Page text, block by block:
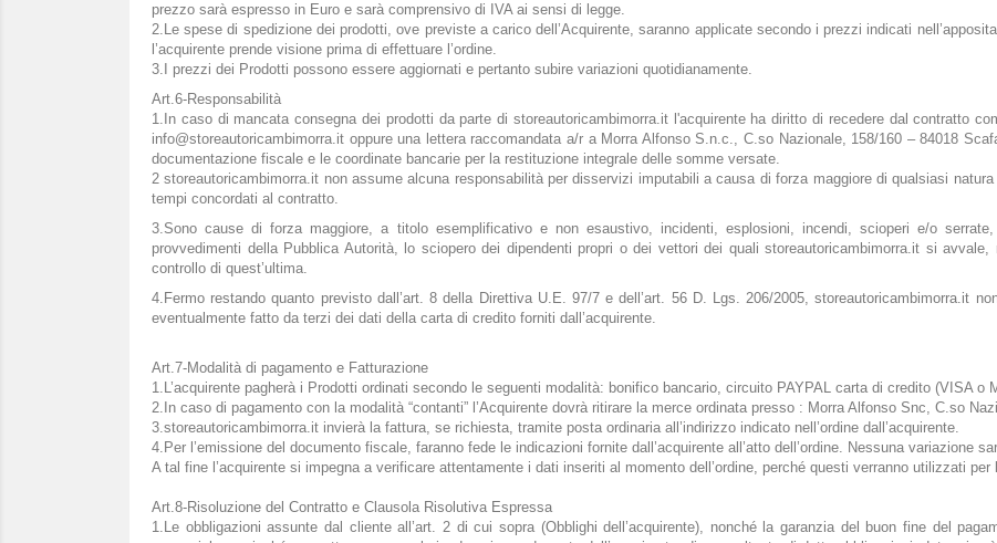
prezzo sarà espresso in Euro e sarà comprensivo di IVA ai sensi di legge.
2.Le spese di spedizione dei prodotti, ove previste a carico dell’Acquirente, saranno applicate secondo i prezzi indicati
l’acquirente prende visione prima di effettuare l’ordine.
3.I prezzi dei Prodotti possono essere aggiornati e pertanto subire variazioni quotidianamente.
Art.6-Responsabilità
1.In caso di mancata consegna dei prodotti da parte di storeautoricambimorra.it l'acquirente ha diritto di recedere dal contratto
info@storeautoricambimorra.it oppure una lettera raccomandata a/r a Morra Alfonso S.n.c., C.so Nazionale, 158/160 – 84018
documentazione fiscale e le coordinate bancarie per la restituzione integrale delle somme versate.
2 storeautoricambimorra.it non assume alcuna responsabilità per disservizi imputabili a causa di forza maggiore di qualsiasi
tempi concordati al contratto.
3.Sono cause di forza maggiore, a titolo esemplificativo e non esaustivo, incidenti, esplosioni, incendi, scioperi e/o
provvedimenti della Pubblica Autorità, lo sciopero dei dipendenti propri o dei vettori dei quali storeautoricambimorra.it si
controllo di quest’ultima.
4.Fermo restando quanto previsto dall’art. 8 della Direttiva U.E. 97/7 e dell’art. 56 D. Lgs. 206/2005, storeautoricambimorra.it
eventualmente fatto da terzi dei dati della carta di credito forniti dall’acquirente.
Art.7-Modalità di pagamento e Fatturazione
1.L’acquirente pagherà i Prodotti ordinati secondo le seguenti modalità: bonifico bancario, circuito PAYPAL carta di credito (VISA o
2.In caso di pagamento con la modalità “contanti” l’Acquirente dovrà ritirare la merce ordinata presso : Morra Alfonso Snc, C.so
3.storeautoricambimorra.it invierà la fattura, se richiesta, tramite posta ordinaria all’indirizzo indicato nell’ordine dall’acquirente.
4.Per l’emissione del documento fiscale, faranno fede le indicazioni fornite dall’acquirente all’atto dell’ordine. Nessuna variazione
A tal fine l’acquirente si impegna a verificare attentamente i dati inseriti al momento dell’ordine, perché questi verranno utilizzati
Art.8-Risoluzione del Contratto e Clausola Risolutiva Espressa
1.Le obbligazioni assunte dal cliente all’art. 2 di cui sopra (Obblighi dell’acquirente), nonché la garanzia del buon fine del